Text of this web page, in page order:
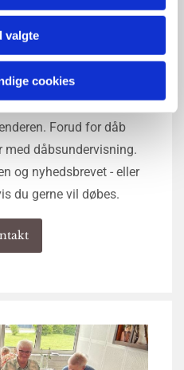
valgte
cookies
en gang i foråret og en
er behov for flere gange,
Forud for dåb
med dåbsundervisning.
og nyhedsbrevet - eller
du gerne vil døbes.